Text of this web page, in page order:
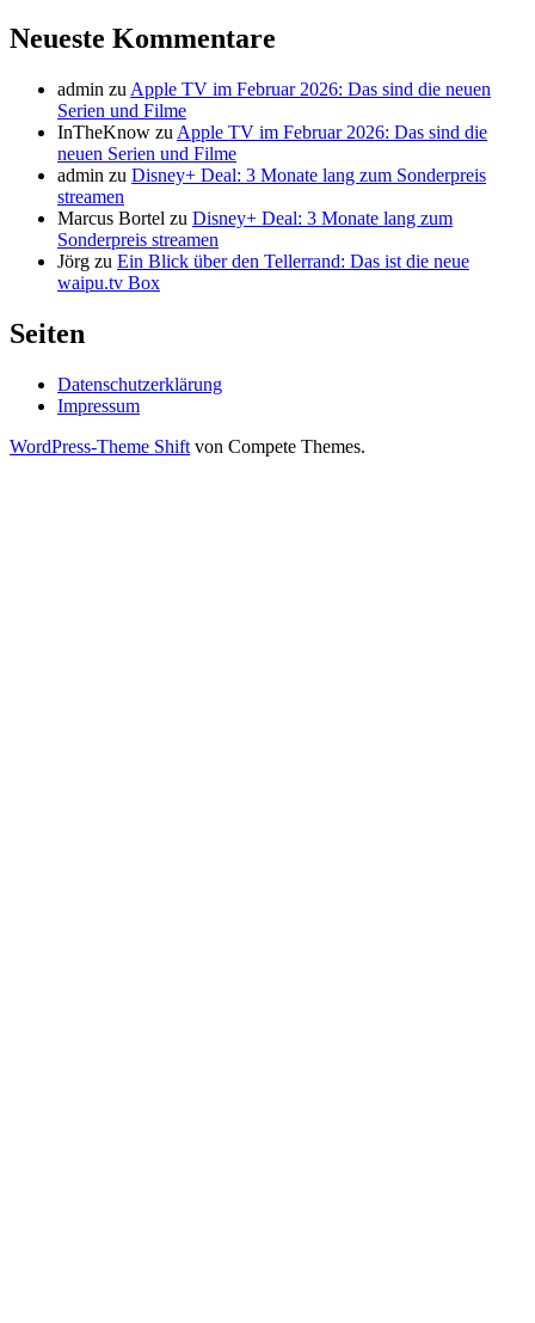
Neueste Kommentare
admin zu Apple TV im Februar 2026: Das sind die neuen
Serien und Filme
InTheKnow zu Apple TV im Februar 2026: Das sind die
neuen Serien und Filme
admin zu Disney+ Deal: 3 Monate lang zum Sonderpreis
streamen
Marcus Bortel zu Disney+ Deal: 3 Monate lang zum
Sonderpreis streamen
Jörg zu Ein Blick über den Tellerrand: Das ist die neue
waipu.tv Box
Seiten
Datenschutzerklärung
Impressum
WordPress-Theme Shift von Compete Themes.